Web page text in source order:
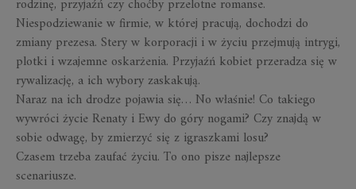
rodzinę, przyjaźń czy choćby przelotne romanse.
Niespodziewanie w firmie, w której pracują, dochodzi do
zmiany prezesa. Stery w korporacji i w życiu przejmują intrygi,
plotki i wzajemne oskarżenia. Przyjaźń kobiet przeradza się w
rywalizację, a ich wybory zaskakują.
Naraz na ich drodze pojawia się… No właśnie! Co takiego
wywróci życie Renaty i Ewy do góry nogami? Czy znajdą w
sobie odwagę, by zmierzyć się z igraszkami losu?
Czasem trzeba zaufać życiu. To ono pisze najlepsze
scenariusze.